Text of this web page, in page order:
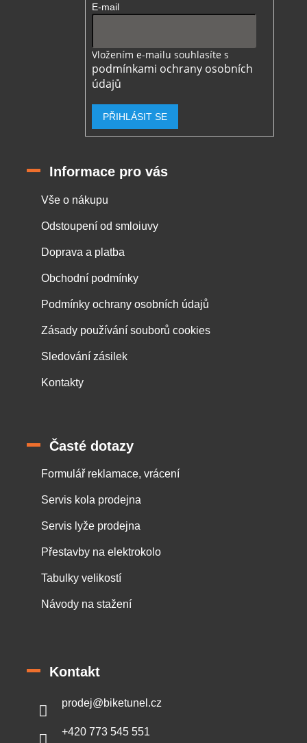
E-mail
Vložením e-mailu souhlasíte s
podmínkami ochrany osobních
údajů
PŘIHLÁSIT SE
Informace pro vás
Vše o nákupu
Odstoupení od smloiuvy
Doprava a platba
Obchodní podmínky
Podmínky ochrany osobních údajů
Zásady používání souborů cookies
Sledování zásilek
Kontakty
Časté dotazy
Formulář reklamace, vrácení
Servis kola prodejna
Servis lyže prodejna
Přestavby na elektrokolo
Tabulky velikostí
Návody na stažení
Kontakt
prodej@biketunel.cz
+420 773 545 551